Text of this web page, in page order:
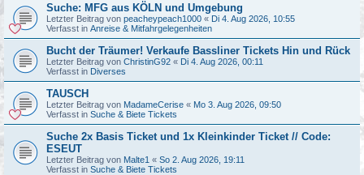
Suche: MFG aus KÖLN und Umgebung
Letzter Beitrag von peacheypeach1000 « Di 4. Aug 2026, 10:55
Verfasst in Anreise & Mitfahrgelegenheiten
Bucht der Träumer! Verkaufe Bassliner Tickets Hin und Rück
Letzter Beitrag von ChristinG92 « Di 4. Aug 2026, 00:11
Verfasst in Diverses
TAUSCH
Letzter Beitrag von MadameCerise « Mo 3. Aug 2026, 09:50
Verfasst in Suche & Biete Tickets
Suche 2x Basis Ticket und 1x Kleinkinder Ticket // Code:
ESEUT
Letzter Beitrag von Malte1 « So 2. Aug 2026, 19:11
Verfasst in Suche & Biete Tickets